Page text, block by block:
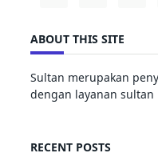
ABOUT THIS SITE
Sultan merupakan
dengan layanan sultan
RECENT POSTS